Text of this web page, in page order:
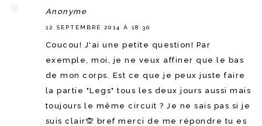
Anonyme
12 SEPTEMBRE 2014 À 18:30
Coucou! J'ai une petite question! Par
exemple, moi, je ne veux affiner que le bas
de mon corps. Est ce que je peux juste faire
la partie "Legs" tous les deux jours aussi mais
toujours le même circuit ? Je ne sais pas si je
suis clair🙊 bref merci de me répondre tu es